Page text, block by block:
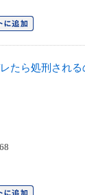
たら処刑される